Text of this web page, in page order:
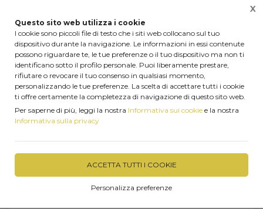
Questo sito web utilizza i cookie
I cookie sono piccoli file di testo che i siti web collocano sul tuo
dispositivo durante la navigazione. Le informazioni in essi contenute
possono riguardare te, le tue preferenze o il tuo dispositivo ma non ti
identificano sotto il profilo personale. Puoi liberamente prestare,
rifiutare o revocare il tuo consenso in qualsiasi momento,
personalizzando le tue preferenze. La scelta di accettare tutti i cookie
ti offre certamente la completezza di navigazione di questo sito web.
Per saperne di più, leggi la nostra Informativa sui cookie e la nostra
Informativa sulla privacy
ACCETTA TUTTI I COOKIE
Personalizza preferenze
X
Home Marchi trattati
Marchi trattati
Pellet